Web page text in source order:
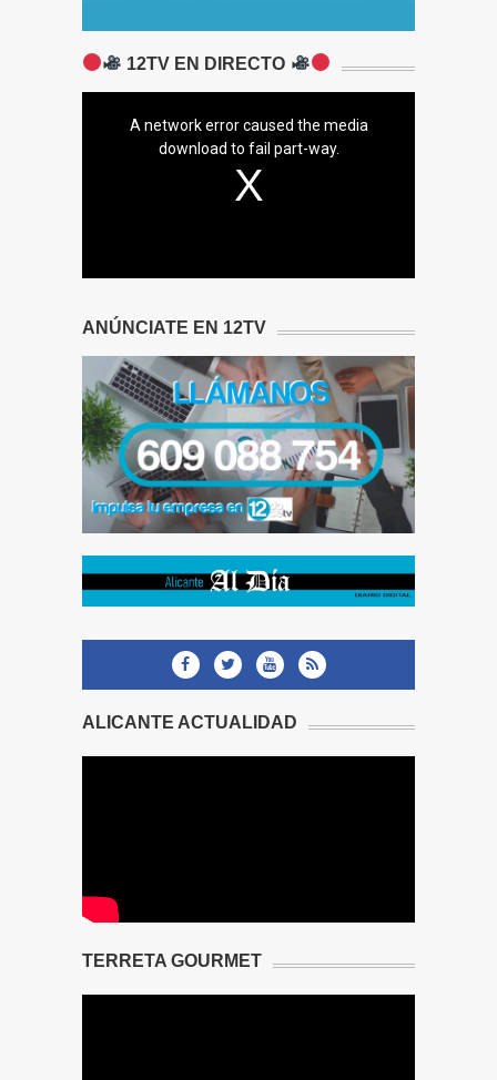
12TV EN DIRECTO
A network error caused the media
download to fail part-way.
ANÚNCIATE EN 12TV
ALICANTE ACTUALIDAD
TERRETA GOURMET